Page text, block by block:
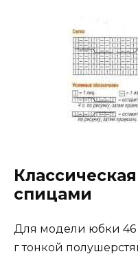
спицами
Для модели юбки 46
г тонкой